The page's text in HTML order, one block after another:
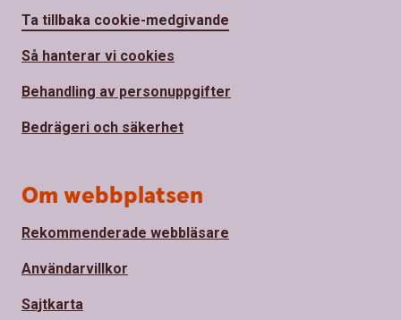
Ta tillbaka cookie-medgivande
Så hanterar vi cookies
Behandling av personuppgifter
Bedrägeri och säkerhet
Om webbplatsen
Rekommenderade webbläsare
Användarvillkor
Sajtkarta